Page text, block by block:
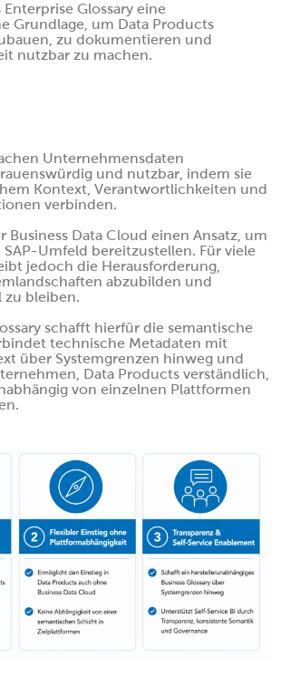
Glossary eine
Grundlage, um Data Products
zu dokumentieren und
nutzbar zu machen.
Unternehmensdaten
und nutzbar, indem sie
Kontext, Verantwortlichkeiten und
verbinden.
Business Data Cloud einen Ansatz, um
Umfeld bereitzustellen. Für viele
jedoch die Herausforderung,
abzubilden und
zu bleiben.
schafft hierfür die semantische
technische Metadaten mit
über Systemgrenzen hinweg und
Data Products verständlich,
von einzelnen Plattformen